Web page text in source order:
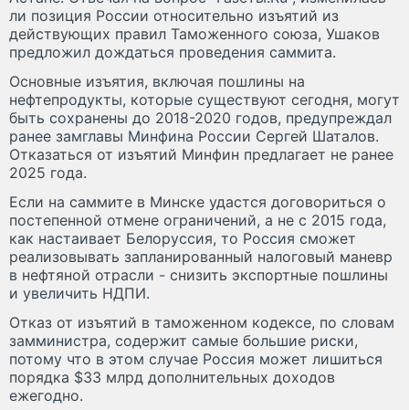
ли позиция России относительно изъятий из
действующих правил Таможенного союза, Ушаков
предложил дождаться проведения саммита.
Основные изъятия, включая пошлины на
нефтепродукты, которые существуют сегодня, могут
быть сохранены до 2018-2020 годов, предупреждал
ранее замглавы Минфина России Сергей Шаталов.
Отказаться от изъятий Минфин предлагает не ранее
2025 года.
Если на саммите в Минске удастся договориться о
постепенной отмене ограничений, а не с 2015 года,
как настаивает Белоруссия, то Россия сможет
реализовывать запланированный налоговый маневр
в нефтяной отрасли - снизить экспортные пошлины
и увеличить НДПИ.
Отказ от изъятий в таможенном кодексе, по словам
замминистра, содержит самые большие риски,
потому что в этом случае Россия может лишиться
порядка $33 млрд дополнительных доходов
ежегодно.